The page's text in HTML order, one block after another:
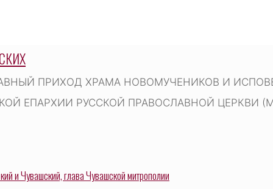
ПРИХОД ХРАМА НОВОМУЧЕНИКОВ И
ЕПАРХИИ РУССКОЙ ПРАВОСЛАВНОЙ ЦЕРКВИ
и Чувашский, глава Чувашской митрополии